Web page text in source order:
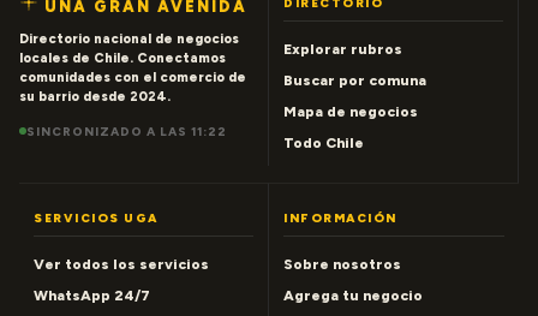
UNA GRAN AVENIDA
Directorio nacional de negocios
locales de Chile. Conectamos
comunidades con el comercio de
su barrio desde 2024.
SINCRONIZADO A LAS 11:22
Explorar rubros
Buscar por comuna
Mapa de negocios
Todo Chile
SERVICIOS UGA
Ver todos los servicios
WhatsApp 24/7
INFORMACIÓN
Sobre nosotros
Agrega tu negocio